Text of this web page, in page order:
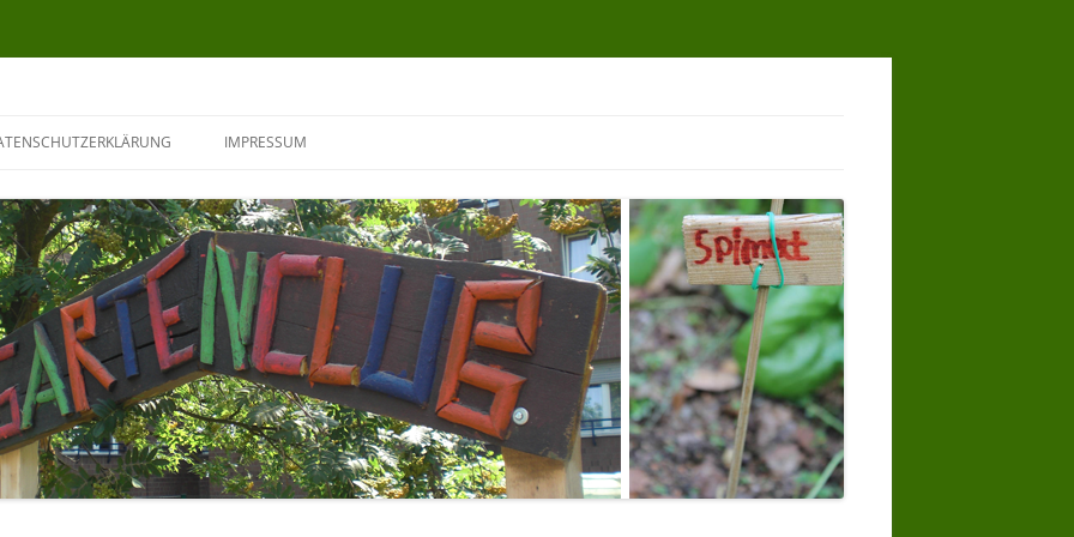
IMPRESSUM